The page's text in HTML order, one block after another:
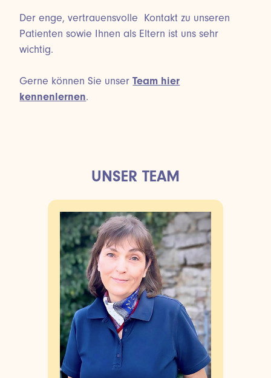
Der enge, vertrauensvolle Kontakt zu unseren
Patienten sowie Ihnen als Eltern ist uns sehr
wichtig.
Gerne können Sie unserTeam hier
kennenlernen.
UNSER TEAM